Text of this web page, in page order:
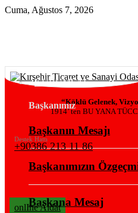
Cuma, Ağustos 7, 2026
“Köklü Gelenek,
1914’ ten BU YANA
Destek Hattı
+90386 213 11 86
onlIne Aidat
KURUMSAL
Başkanımız
Başkanın Mesajı
Başkanımızın
Başkana Mesaj